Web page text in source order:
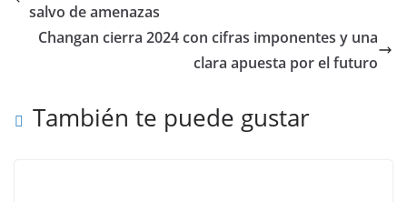
salvo de amenazas
Changan cierra 2024 con cifras imponentes y una
clara apuesta por el futuro
También te puede gustar